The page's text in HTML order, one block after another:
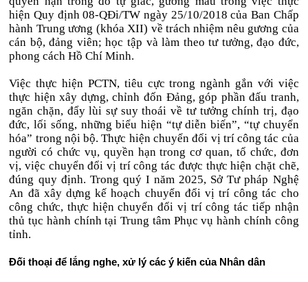
hiện Quy định 08-QĐi/TW ngày 25/10/2018 của Ban Chấp
hành Trung ương (khóa XII) về trách nhiệm nêu gương của
cán bộ, đảng viên; học tập và làm theo tư tưởng, đạo đức,
phong cách Hồ Chí Minh.
Việc thực hiện PCTN, tiêu cực trong ngành gắn với việc
thực hiện xây dựng, chỉnh đốn Đảng, góp phần đấu tranh,
ngăn chặn, đẩy lùi sự suy thoái về tư tưởng chính trị, đạo
đức, lối sống, những biểu hiện “tự diễn biến”, “tự chuyển
hóa” trong nội bộ. Thực hiện chuyển đổi vị trí công tác của
người có chức vụ, quyền hạn trong cơ quan, tổ chức, đơn
vị, việc chuyển đổi vị trí công tác được thực hiện chặt chẽ,
đúng quy định. Trong quý I năm 2025, Sở Tư pháp Nghệ
An đã xây dựng kế hoạch chuyển đổi vị trí công tác cho
công chức, thực hiện chuyển đổi vị trí công tác tiếp nhận
thủ tục hành chính tại Trung tâm Phục vụ hành chính công
tỉnh.
Đối thoại để lắng nghe, xử lý các ý kiến của Nhân dân